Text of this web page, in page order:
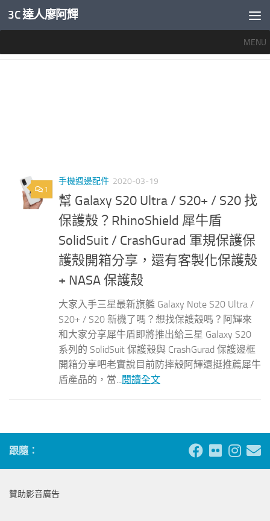
內文下方
3C 達人廖阿輝
MENU
1
手機週邊配件 2020-03-19
幫 Galaxy S20 Ultra / S20+ / S20 找
保護殼？RhinoShield 犀牛盾
SolidSuit / CrashGurad 軍規保護保
護殼開箱分享，還有客製化保護殼
+ NASA 保護殼
大家入手三星最新旗艦 Galaxy Note S20 Ultra /
S20+ / S20 新機了嗎？想找保護殼嗎？阿輝來
和大家分享犀牛盾即將推出給三星 Galaxy S20
系列的 SolidSuit 保護殼與 CrashGurad 保護邊框
開箱分享吧老實說目前防摔殼阿輝還挺推薦犀牛
盾產品的，當...閱讀全文
跟隨：
贊助影音廣告